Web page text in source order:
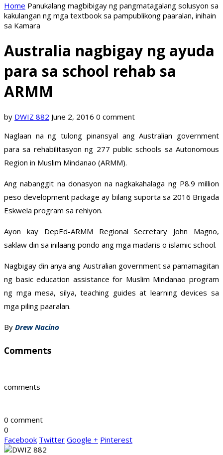
Home Panukalang magbibigay ng pangmatagalang solusyon sa
kakulangan ng mga textbook sa pampublikong paaralan, inihain
sa Kamara
Australia nagbigay ng ayuda
para sa school rehab sa
ARMM
by DWIZ 882 June 2, 2016 0 comment
Naglaan na ng tulong pinansyal ang Australian government
para sa rehabilitasyon ng 277 public schools sa Autonomous
Region in Muslim Mindanao (ARMM).
Ang nabanggit na donasyon na nagkakahalaga ng P8.9 million
peso development package ay bilang suporta sa 2016 Brigada
Eskwela program sa rehiyon.
Ayon kay DepEd-ARMM Regional Secretary John Magno,
saklaw din sa inilaang pondo ang mga madaris o islamic school.
Nagbigay din anya ang Australian government sa pamamagitan
ng basic education assistance for Muslim Mindanao program
ng mga mesa, silya, teaching guides at learning devices sa
mga piling paaralan.
By Drew Nacino
Comments
comments
0 comment
0
Facebook Twitter Google + Pinterest